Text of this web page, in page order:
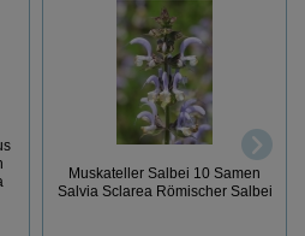
Muskateller Salbei 10 Samen
Salvia Sclarea Römischer Salbei